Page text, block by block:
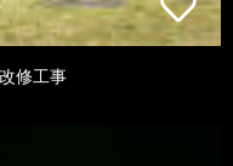
修工事